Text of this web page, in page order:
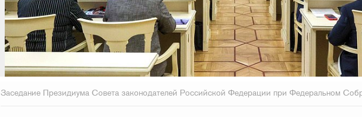
Заседание Президиума Совета законодателей Российской Федерации при Федеральном